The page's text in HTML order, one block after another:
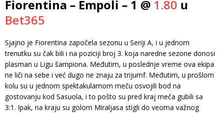
Fiorentina – Empoli – 1 @ 1.80 u
Bet365
Sjajno je Fiorentina započela sezonu u Seriji A, i u jednom
trenutku su čak bili i na poziciji broj 3. koja naredne sezone donosi
plasman u Ligu šampiona. Međutim, u poslednje vreme ova ekipa
ne liči na sebe i već dugo ne znaju za trijumf. Međutim, u prošlom
kolu su u jednom spektakularnom meču osvojili bod na
gostovanju kod Sasuola, i to pošto su pred kraj meča gubili sa
3:1. Ipak, na kraju su golom Miraljasa stigli do veoma važnog